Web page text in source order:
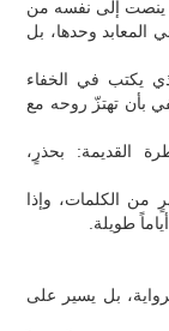
ينصت إلى نفسه من
المعابد وحدها، بل
يكتب في الخفاء
بأن تهتزّ روحه مع
القديمة: بحذرٍ،
الكلمات، وإذا
طويلة.
بل يسير على